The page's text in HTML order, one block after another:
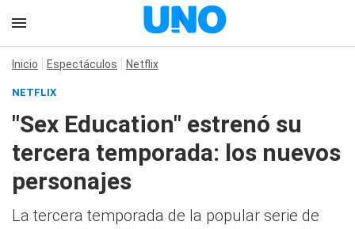
Inicio Espectáculos Netflix
NETFLIX
"Sex Education" estrenó su
tercera temporada: los nuevos
personajes
La tercera temporada de la popular serie de